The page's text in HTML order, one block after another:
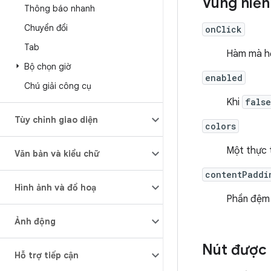
Thông báo nhanh
Chuyển đổi
Tab
Bộ chọn giờ
Chú giải công cụ
Tùy chỉnh giao diện
Văn bản và kiểu chữ
Hình ảnh và đồ hoạ
Ảnh động
Hỗ trợ tiếp cận
onClick
Hàm mà
enabled
Khi false
colors
Một thực
Phần
Nút được